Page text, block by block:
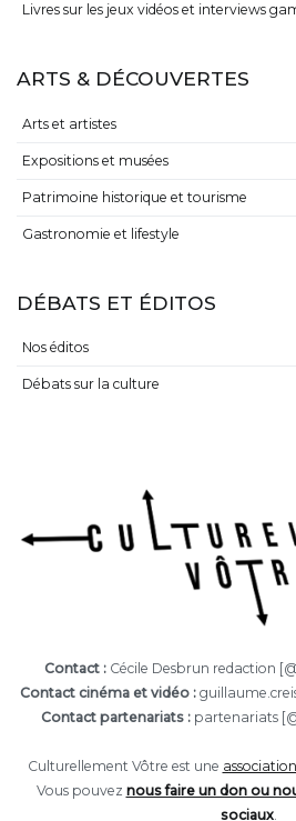
Livres sur les jeux vidéos et interviews
ARTS & DÉCOUVERTES
Arts et artistes
Expositions et musées
Patrimoine historique et tourisme
Gastronomie et lifestyle
DÉBATS ET ÉDITOS
Nos éditos
Débats sur la culture
Contact :Cécile Desbrun redaction
Contact cinéma et vidéo :
Contact partenariats : partenariats
Culturellement Vôtre est une
Vous pouvez nous faire un don ou
sociaux.